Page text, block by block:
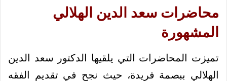
محاضرات سعد الدين الهلالي
المشهورة
تميزت المحاضرات التي يلقيها الدكتور سعد الدين
الهلالي ببصمة فريدة، حيث نجح في تقديم الفقه